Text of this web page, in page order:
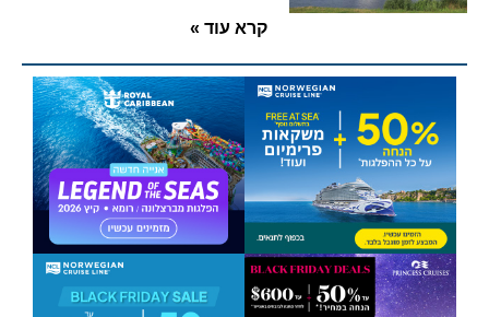
קרא עוד »